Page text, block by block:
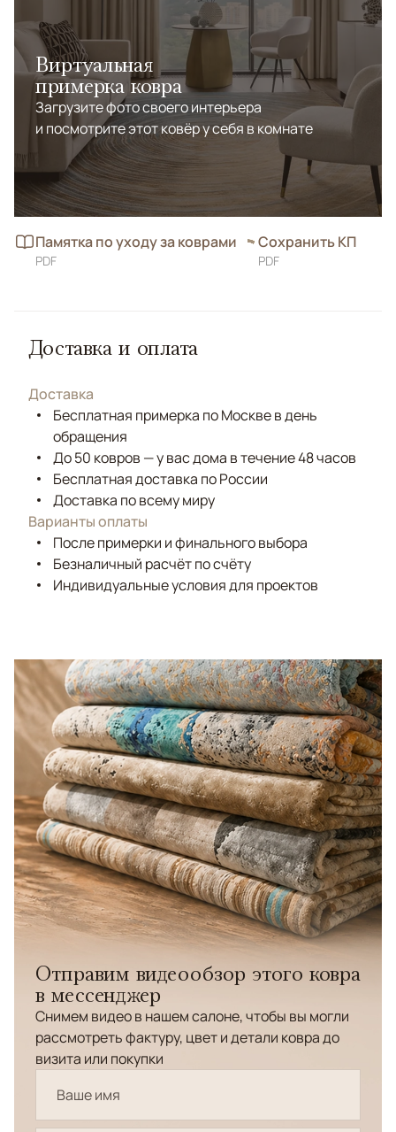
Виртуальная
примерка ковра
Загрузите фото своего интерьера
и посмотрите этот ковёр у себя в комнате
Памятка по уходу за коврами
PDF
Сохранить КП
PDF
Доставка и оплата
Доставка
Бесплатная примерка по Москве в день
обращения
До 50 ковров — у вас дома в течение 48 часов
Бесплатная доставка по России
Доставка по всему миру
Варианты оплаты
После примерки и финального выбора
Безналичный расчёт по счёту
Индивидуальные условия для проектов
Отправим видеообзор этого ковра
в мессенджер
Снимем видео в нашем салоне, чтобы вы могли
рассмотреть фактуру, цвет и детали ковра до
визита или покупки